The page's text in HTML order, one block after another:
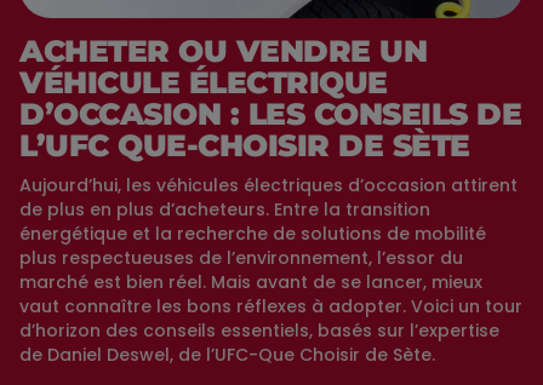
ACHETER OU VENDRE UN
VÉHICULE ÉLECTRIQUE
D’OCCASION : LES CONSEILS DE
L’UFC QUE-CHOISIR DE SÈTE
Aujourd’hui, les véhicules électriques d’occasion attirent
de plus en plus d’acheteurs. Entre la transition
énergétique et la recherche de solutions de mobilité
plus respectueuses de l’environnement, l’essor du
marché est bien réel. Mais avant de se lancer, mieux
vaut connaître les bons réflexes à adopter. Voici un tour
d’horizon des conseils essentiels, basés sur l’expertise
de Daniel Deswel, de l’UFC-Que Choisir de Sète.